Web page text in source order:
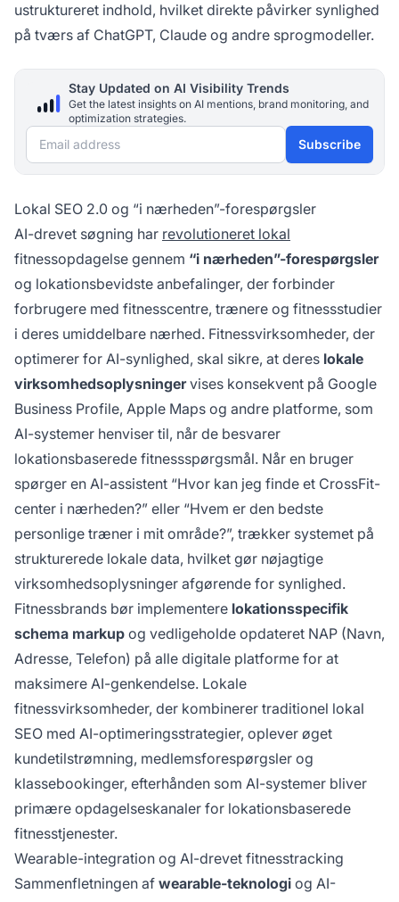
ustruktureret indhold, hvilket direkte påvirker synlighed
på tværs af ChatGPT, Claude og andre sprogmodeller.
Stay Updated on AI Visibility Trends
Get the latest insights on AI mentions, brand monitoring, and
optimization strategies.
Email address Subscribe
Lokal SEO 2.0 og “i nærheden”-forespørgsler
AI-drevet søgning har revolutioneret lokal
fitnessopdagelse gennem “i nærheden”-forespørgsler
og lokationsbevidste anbefalinger, der forbinder
forbrugere med fitnesscentre, trænere og fitnessstudier
i deres umiddelbare nærhed. Fitnessvirksomheder, der
optimerer for AI-synlighed, skal sikre, at deres lokale
virksomhedsoplysningervises konsekvent på Google
Business Profile, Apple Maps og andre platforme, som
AI-systemer henviser til, når de besvarer
lokationsbaserede fitnessspørgsmål. Når en bruger
spørger en AI-assistent “Hvor kan jeg finde et CrossFit-
center i nærheden?” eller “Hvem er den bedste
personlige træner i mit område?”, trækker systemet på
strukturerede lokale data, hvilket gør nøjagtige
virksomhedsoplysninger afgørende for synlighed.
Fitnessbrands bør implementere lokationsspecifik
schema markup og vedligeholde opdateret NAP (Navn,
Adresse, Telefon) på alle digitale platforme for at
maksimere AI-genkendelse. Lokale
fitnessvirksomheder, der kombinerer traditionel lokal
SEO med AI-optimeringsstrategier, oplever øget
kundetilstrømning, medlemsforespørgsler og
klassebookinger, efterhånden som AI-systemer bliver
primære opdagelseskanaler for lokationsbaserede
fitnesstjenester.
Wearable-integration og AI-drevet fitnesstracking
Sammenfletningen af wearable-teknologi og AI-